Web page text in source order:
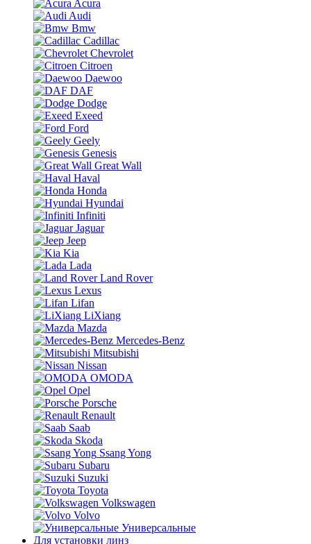
Acura
Audi
Bmw
Cadillac
Chevrolet
Citroen
Daewoo
DAF
Dodge
Exeed
Ford
Geely
Genesis
Great Wall
Haval
Honda
Hyundai
Infiniti
Jaguar
Jeep
Kia
Lada
Land Rover
Lexus
Lifan
LiXiang
Mazda
Mercedes-Benz
Mitsubishi
Nissan
OMODA
Opel
Porsche
Renault
Saab
Skoda
Ssang Yong
Subaru
Suzuki
Toyota
Volkswagen
Volvo
Универсальные
Для установки линз